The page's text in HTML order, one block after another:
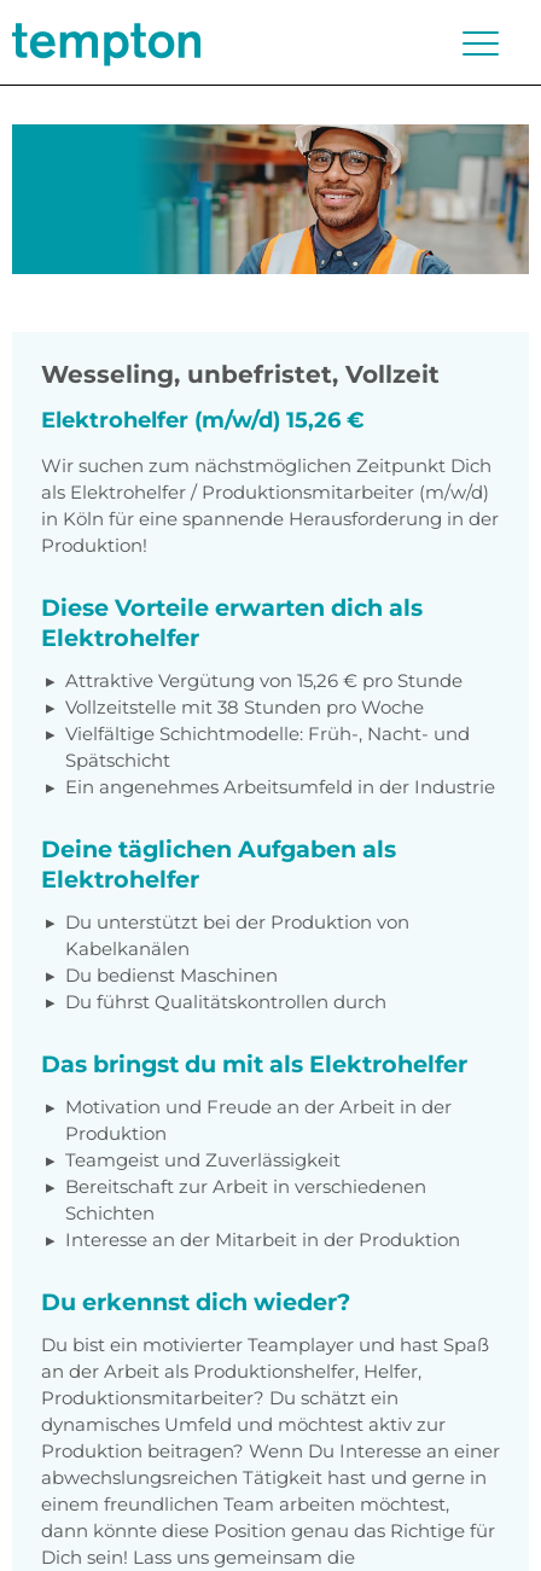
Wesseling, unbefristet, Vollzeit
Elektrohelfer (m/w/d) 15,26 €
Wir suchen zum nächstmöglichen Zeitpunkt Dich
als Elektrohelfer / Produktionsmitarbeiter (m/w/d)
in Köln für eine spannende Herausforderung in der
Produktion!
Diese Vorteile erwarten dich als
Elektrohelfer
Attraktive Vergütung von 15,26 € pro Stunde
Vollzeitstelle mit 38 Stunden pro Woche
Vielfältige Schichtmodelle: Früh-, Nacht- und
Spätschicht
Ein angenehmes Arbeitsumfeld in der Industrie
Deine täglichen Aufgaben als
Elektrohelfer
Du unterstützt bei der Produktion von
Kabelkanälen
Du bedienst Maschinen
Du führst Qualitätskontrollen durch
Das bringst du mit als Elektrohelfer
Motivation und Freude an der Arbeit in der
Produktion
Teamgeist und Zuverlässigkeit
Bereitschaft zur Arbeit in verschiedenen
Schichten
Interesse an der Mitarbeit in der Produktion
Du erkennst dich wieder?
Du bist ein motivierter Teamplayer und hast Spaß
an der Arbeit als Produktionshelfer, Helfer,
Produktionsmitarbeiter? Du schätzt ein
dynamisches Umfeld und möchtest aktiv zur
Produktion beitragen? Wenn Du Interesse an einer
abwechslungsreichen Tätigkeit hast und gerne in
einem freundlichen Team arbeiten möchtest,
dann könnte diese Position genau das Richtige für
Dich sein! Lass uns gemeinsam die